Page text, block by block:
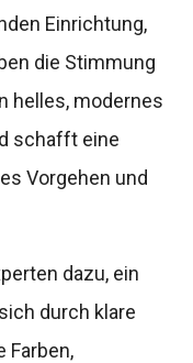
Einrichtung,
die Stimmung
helles, modernes
schafft eine
Vorgehen und
dazu, ein
durch klare
Farben,